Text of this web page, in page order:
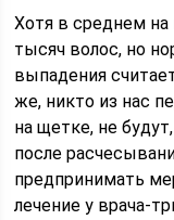
Хотя в среднем на
тысяч волос, но
выпадения
же, никто из нас
на щетке, не
после
предпринимать
лечение у врача-